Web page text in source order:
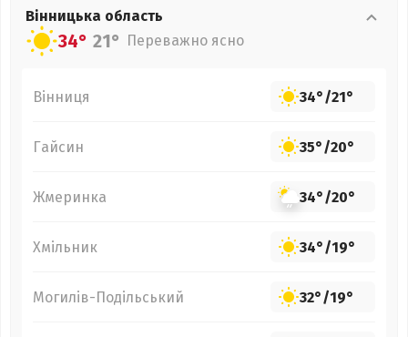
Вінницька область
34° 21° Переважно ясно
Вінниця 34°/21°
Гайсин 35°/20°
Жмеринка 34°/20°
Хмільник 34°/19°
Могилів-Подільський 32°/19°